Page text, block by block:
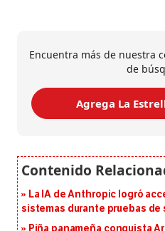
Encuentra más de nuestra
de
Agrega La
La IA de Anthropic logró
sistemas durante pruebas de